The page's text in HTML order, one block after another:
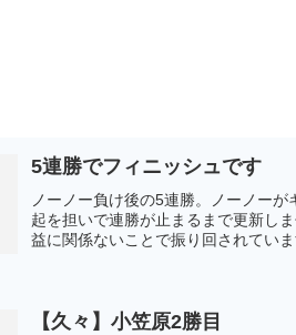
5連勝でフィニッシュです
ノーノー負け後の5連勝。ノーノー
起を担いで連勝が止まるまで更新し
益に関係ないことで振り回されてい
【久々】小笠原2勝目